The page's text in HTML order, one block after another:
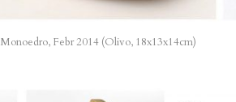
Monoedro, Febr 2014 (Olivo, 18x13x14cm)